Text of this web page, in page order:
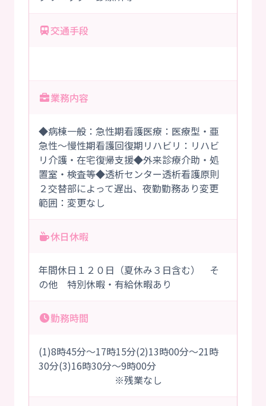
交通手段
業務内容
◆病棟一般：急性期看護医療：医療型・亜
急性～慢性期看護回復期リハビリ：リハビ
リ介護・在宅復帰支援◆外来診療介助・処
置室・検査等◆透析センター透析看護原則
２交替部によって遅出、夜勤勤務あり変更
範囲：変更なし
休日休暇
年間休日１２０日（夏休み３日含む） そ
の他 特別休暇・有給休暇あり
勤務時間
(1)8時45分～17時15分(2)13時00分～21時
30分(3)16時30分～9時00分
※残業なし